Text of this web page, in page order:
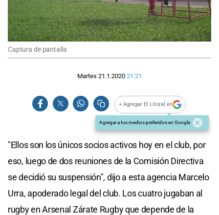
Captura de pantalla
Martes 21.1.2020 21:21
+ Agregar El Litoral en
Agregar a tus medios preferidos en Google
"Ellos son los únicos socios activos hoy en el club, por
eso, luego de dos reuniones de la Comisión Directiva
se decidió su suspensión", dijo a esta agencia Marcelo
Urra, apoderado legal del club. Los cuatro jugaban al
rugby en Arsenal Zárate Rugby que depende de la